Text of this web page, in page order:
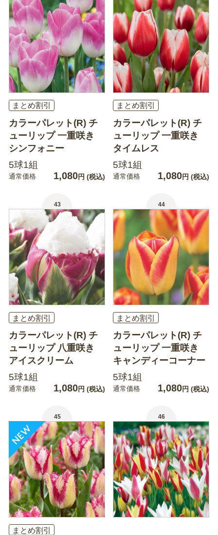
まとめ割引
カラーパレット(R) チ
ューリップ 一重咲き
シンフォニー
5球1組
通常価格 1,080円 (税込)
まとめ割引
カラーパレット(R) チ
ューリップ 一重咲き
タイムレス
5球1組
通常価格 1,080円 (税込)
43
まとめ割引
カラーパレット(R) チ
ューリップ 八重咲き
アイスクリーム
5球1組
通常価格 1,080円 (税込)
44
まとめ割引
カラーパレット(R) チ
ューリップ 一重咲き
キャンディーコーナー
5球1組
通常価格 1,080円 (税込)
45
まとめ割引
46